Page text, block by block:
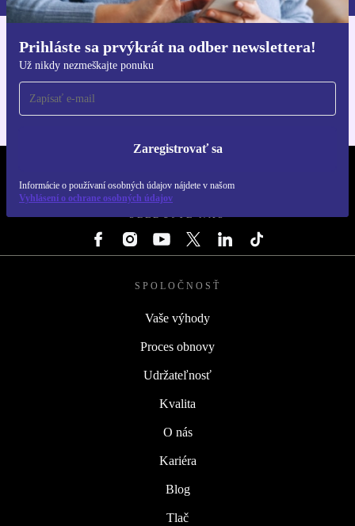
Prihláste sa prvýkrát na odber newslettera!
Už nikdy nezmeškajte ponuku
Zaregistrovať sa
Informácie o používaní osobných údajov nájdete v našom
Vyhlásení o ochrane osobných údajov
Získajte aplikáciu refurbed
Pre iOS a Android
SLEDUJTE NÁS
SPOLOČNOSŤ
Vaše výhody
Proces obnovy
Udržateľnosť
Kvalita
O nás
Kariéra
Blog
Tlač